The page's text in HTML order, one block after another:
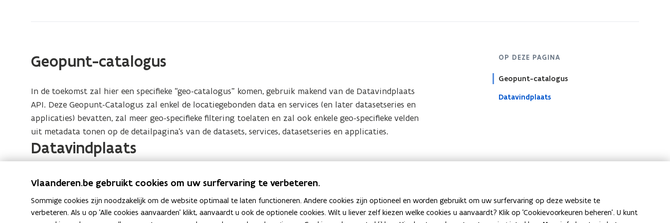
OP DEZE PAGINA
Geopunt-catalogus
Datavindplaats
Geopunt-catalogus
In de toekomst zal hier een specifieke “geo-catalogus” komen, gebruik makend van de Datavindplaats
API. Deze Geopunt-Catalogus zal enkel de locatiegebonden data en services (en later datasetseries en
applicaties) bevatten, zal meer geo-specifieke filtering toelaten en zal ook enkele geo-specifieke velden
uit metadata tonen op de detailpagina’s van de datasets, services, datasetseries en applicaties.
Datavindplaats
Intussen kunt u terecht op de Datavindplaats
waar alle informatie over
locatiegebonden data en services ook te vinden is.
Vlaanderen.be gebruikt cookies om uw surfervaring te verbeteren.
Sommige cookies zijn noodzakelijk om de website optimaal te laten functioneren. Andere cookies zijn optioneel en worden gebruikt om uw surfervaring op deze website te
verbeteren. Als u op 'Alle cookies aanvaarden' klikt, aanvaardt u ook de optionele cookies. Wilt u liever zelf kiezen welke cookies u aanvaardt? Klik op 'Cookievoorkeuren beheren'. U kunt